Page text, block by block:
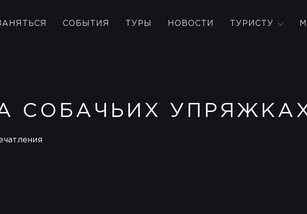
СОБЫТИЯ ТУРЫ НОВОСТИ ТУРИСТУ
СОБАЧЬИХ